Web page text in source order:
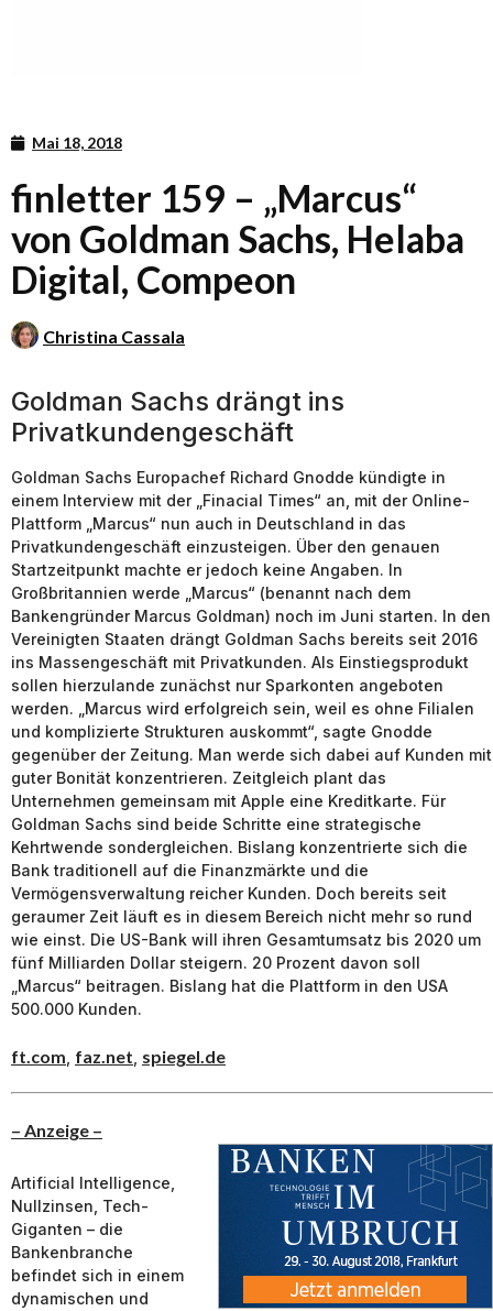
Mai 18, 2018
finletter 159 – „Marcus“
von Goldman Sachs, Helaba
Digital, Compeon
Christina Cassala
Goldman Sachs drängt ins
Privatkundengeschäft
Goldman Sachs Europachef Richard Gnodde kündigte in
einem Interview mit der „Finacial Times“ an, mit der Online-
Plattform „Marcus“ nun auch in Deutschland in das
Privatkundengeschäft einzusteigen. Über den genauen
Startzeitpunkt machte er jedoch keine Angaben. In
Großbritannien werde „Marcus“ (benannt nach dem
Bankengründer Marcus Goldman) noch im Juni starten. In den
Vereinigten Staaten drängt Goldman Sachs bereits seit 2016
ins Massengeschäft mit Privatkunden. Als Einstiegsprodukt
sollen hierzulande zunächst nur Sparkonten angeboten
werden. „Marcus wird erfolgreich sein, weil es ohne Filialen
und komplizierte Strukturen auskommt“, sagte Gnodde
gegenüber der Zeitung. Man werde sich dabei auf Kunden mit
guter Bonität konzentrieren. Zeitgleich plant das
Unternehmen gemeinsam mit Apple eine Kreditkarte. Für
Goldman Sachs sind beide Schritte eine strategische
Kehrtwende sondergleichen. Bislang konzentrierte sich die
Bank traditionell auf die Finanzmärkte und die
Vermögensverwaltung reicher Kunden. Doch bereits seit
geraumer Zeit läuft es in diesem Bereich nicht mehr so rund
wie einst. Die US-Bank will ihren Gesamtumsatz bis 2020 um
fünf Milliarden Dollar steigern. 20 Prozent davon soll
„Marcus“ beitragen. Bislang hat die Plattform in den USA
500.000 Kunden.
ft.com, faz.net, spiegel.de
– Anzeige –
Artificial Intelligence,
Nullzinsen, Tech-
Giganten – die
Bankenbranche
befindet sich in einem
dynamischen und